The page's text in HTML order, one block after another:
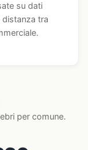
su dati
tra
per comune.